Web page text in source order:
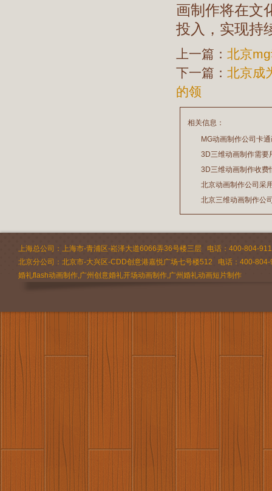
画制作将在文
投入，实现持
上一篇： 北京
下一篇： 北京成
的领
相关信息：
MG动画制作公司卡
2026/07/21
3D三维动画制作需要
2026/03/19
3D三维动画制作收费
2026/02/28
北京动画制作公司采
2026/02/24
北京三维动画制作公
2026/02/09
上海总公司：上海市-青浦区-崧泽大道6066弄36号楼三层 电话：400-804-
北京分公司：北京市-大兴区-CDD创意港嘉悦广场七号楼512 电话：400-
婚礼flash动画制作,广州创意婚礼开场动画制作,广州婚礼动画短片制作